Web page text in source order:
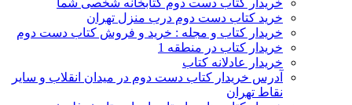
خریدار کتاب دست دوم کتابخانه شخصی شما
خرید کتاب دست دوم درب منزل تهران
خریدار کتاب و مجله : خرید و فروش کتاب دست دوم
خریدار کتاب در منطقه 1
خریدار عادلانه کتاب
آدرس خریدار کتاب دست دوم در میدان انقلاب و سایر
نقاط تهران